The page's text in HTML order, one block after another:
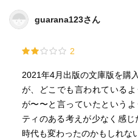
コテンラジオに出演していて
劇にするという、自分とは違
宇宙兄弟のヒビトは、当初
復帰する予定だった。しか
を感じるかを考え、酸素ベ
かる方法を宇宙関連の人に相
guarana123さん
2
2021年4月出版の文庫版を購
が、どこでも言われている
が〜〜と言っていたという
ティのある考えが少なく感
時代も変わったのかもしれない